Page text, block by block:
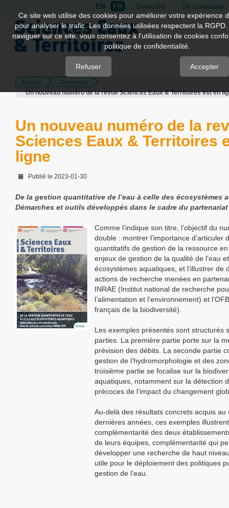
Quick
jump
page
Main
Navigation
Sidebar
EN FR S'inscrire Se connecter
Accueil
Annonces
Un nouveau numéro de la revue Sciences Eaux & Territoires est en
Un nouveau numéro de la
Sciences Eaux & Territoires
ligne
Publié le 2023-01-30
De la gestion quantitative de l’eau à celle des écosystèmes
Démarches et outils développés dans le cadre du partenariat
Comme l’indique son titre, l’objectif du
double : montrer l’importance d’articuler
quantitatifs de gestion de la ressource
enjeux de gestion de la qualité de l’eau
écosystèmes aquatiques, et l’illustrer de
actions de recherche menées en
INRAE (Institut national de recherche
l’alimentation et l’environnement) et
français de la biodiversité).
Les exemples présentés sont structurés
parties. La première partie porte sur la
prévision des débits. La seconde partie
gestion de l’hydromorphologie et des
troisième partie se focalise sur la
aquatiques, notamment sur la détection
précoces de l’impact du changement
Au-delà des résultats concrets acquis au
dernières années, ces exemples
complémentarité des deux
de leurs équipes, complémentarité qui
développer une recherche de haut
utile pour le déploiement des politiques
gestion de l’eau.
Ce site web utilise des cookies pour améliorer votre expérience
pour analyser le trafic. Les données utilisées respectent la
naviguer sur ce site, vous consentez à l'utilisation de cookies
politique de confidentialité.
Refuser Accepter